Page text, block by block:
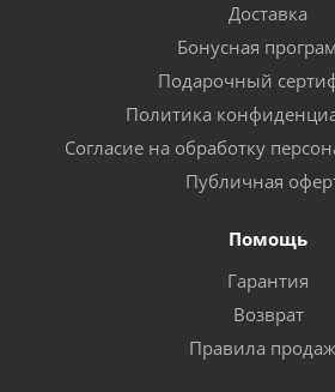
Доставка
Бонусная
Подарочный
Политика
Согласие на обработку
Публичная
Помощь
Гарантия
Возврат
Правила